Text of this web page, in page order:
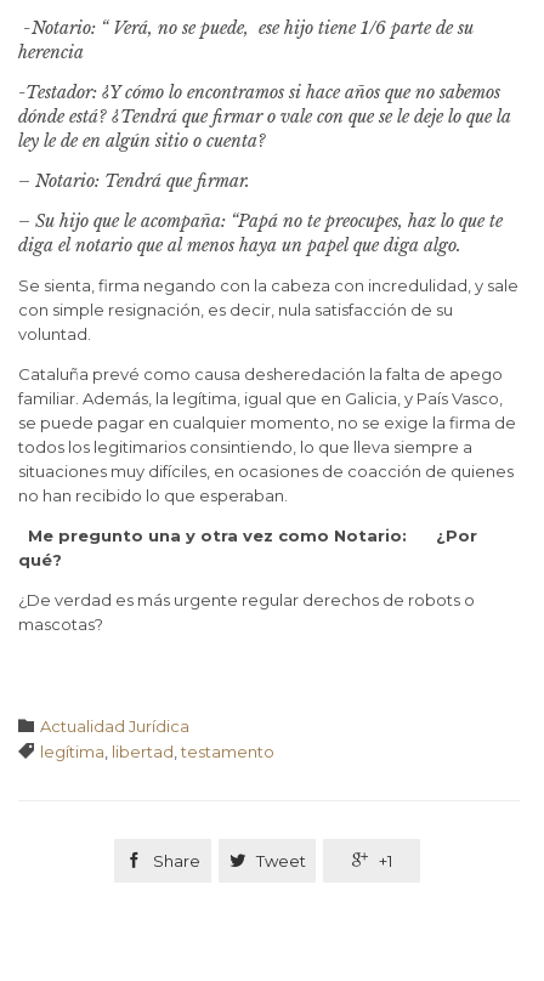
-Notario: “ Verá, no se puede, ese hijo tiene 1/6 parte de su
herencia
-Testador: ¿Y cómo lo encontramos si hace años que no sabemos
dónde está? ¿Tendrá que firmar o vale con que se le deje lo que la
ley le de en algún sitio o cuenta?
– Notario: Tendrá que firmar.
– Su hijo que le acompaña: “Papá no te preocupes, haz lo que te
diga el notario que al menos haya un papel que diga algo.
Se sienta, firma negando con la cabeza con incredulidad, y sale
con simple resignación, es decir, nula satisfacción de su
voluntad.
Cataluña prevé como causa desheredación la falta de apego
familiar. Además, la legítima, igual que en Galicia, y País Vasco,
se puede pagar en cualquier momento, no se exige la firma de
todos los legitimarios consintiendo, lo que lleva siempre a
situaciones muy difíciles, en ocasiones de coacción de quienes
no han recibido lo que esperaban.
Me pregunto una y otra vez como Notario: ¿Por
qué?
¿De verdad es más urgente regular derechos de robots o
mascotas?
 Categoría
Actualidad Jurídica
 Tags
legítima libertad ,testamento
 Share  Tweet  +1